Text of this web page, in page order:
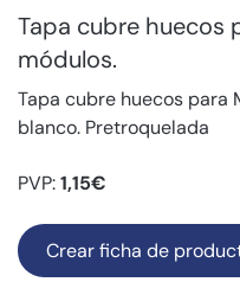
Tapa cubre huecos
módulos.
Tapa cubre huecos para
blanco. Pretroquelada
PVP:1,15€
Crear ficha de